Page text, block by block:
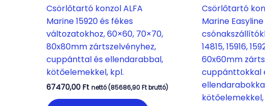
Csörlőtartó konzol ALFA
Marine 15920 és fékes
változatokhoz, 60×60, 70×70,
80x80mm zártszelvényhez,
cuppánttal és ellendarabbal,
kötőelemekkel, kpl.
67470,00Ft nettó (85686,90 Ft bruttó)
Csörlőtartó
Marine Easyline
14815, 15916,
60x60mm
cuppánttokkal
kötőelemekkel,